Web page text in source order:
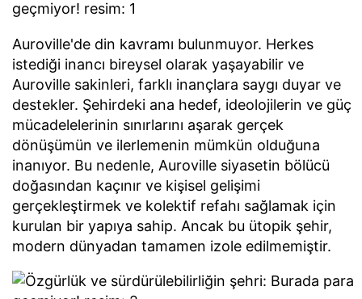
Auroville'de din kavramı bulunmuyor. Herkes
istediği inancı bireysel olarak yaşayabilir ve
Auroville sakinleri, farklı inançlara saygı duyar ve
destekler. Şehirdeki ana hedef, ideolojilerin ve güç
mücadelelerinin sınırlarını aşarak gerçek
dönüşümün ve ilerlemenin mümkün olduğuna
inanıyor. Bu nedenle, Auroville siyasetin bölücü
doğasından kaçınır ve kişisel gelişimi
gerçekleştirmek ve kolektif refahı sağlamak için
kurulan bir yapıya sahip. Ancak bu ütopik şehir,
modern dünyadan tamamen izole edilmemiştir.